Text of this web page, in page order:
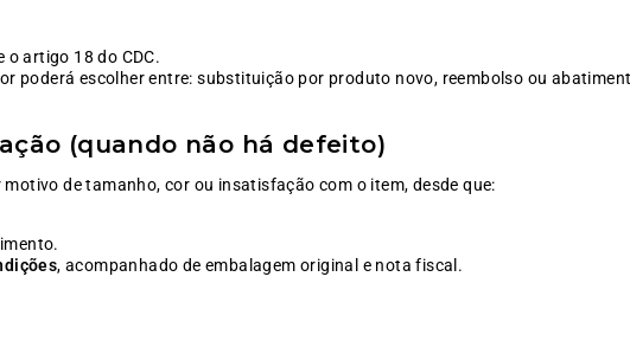
o artigo 18 do CDC.
poderá escolher entre: substituição por produto novo, reembolso ou
(quando não há defeito)
de tamanho, cor ou insatisfação com o item, desde que:
, acompanhado de embalagem original e nota fiscal.